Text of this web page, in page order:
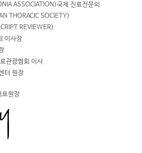
ASSOCIATION)국제 진료전문의
THORACIC SOCIETY)
REVIEWER)
이사장
관광협회 이사
터 원장
표원장